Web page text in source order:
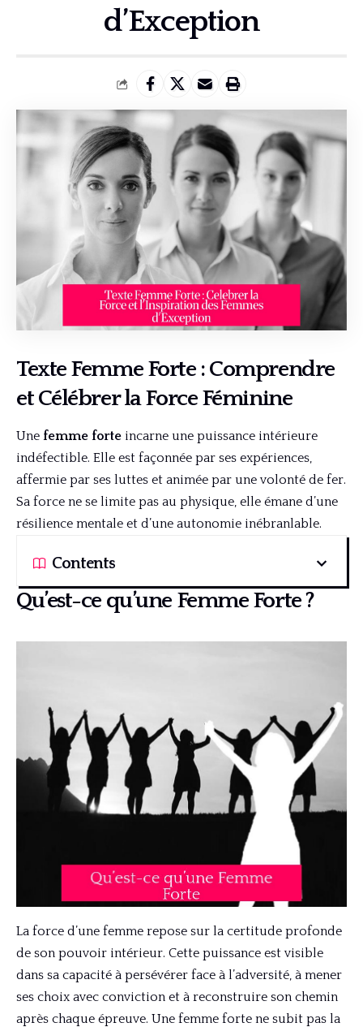
d’Exception
Texte Femme Forte : Comprendre
et Célébrer la Force Féminine
Une femme forte incarne une puissance intérieure
indéfectible. Elle est façonnée par ses expériences,
affermie par ses luttes et animée par une volonté de fer.
Sa force ne se limite pas au physique, elle émane d’une
résilience mentale et d’une autonomie inébranlable.
Contents
Qu’est-ce qu’une Femme Forte ?
La force d’une femme repose sur la certitude profonde
de son pouvoir intérieur. Cette puissance est visible
dans sa capacité à persévérer face à l’adversité, à mener
ses choix avec conviction et à reconstruire son chemin
après chaque épreuve. Une femme forte ne subit pas la